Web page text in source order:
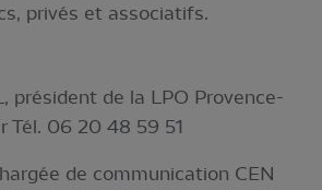
privés et associatifs.
président de la LPO Provence-
Tél. 06 20 48 59 51
de communication CEN